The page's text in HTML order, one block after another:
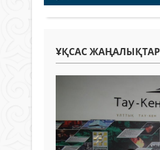
ҰҚСАС